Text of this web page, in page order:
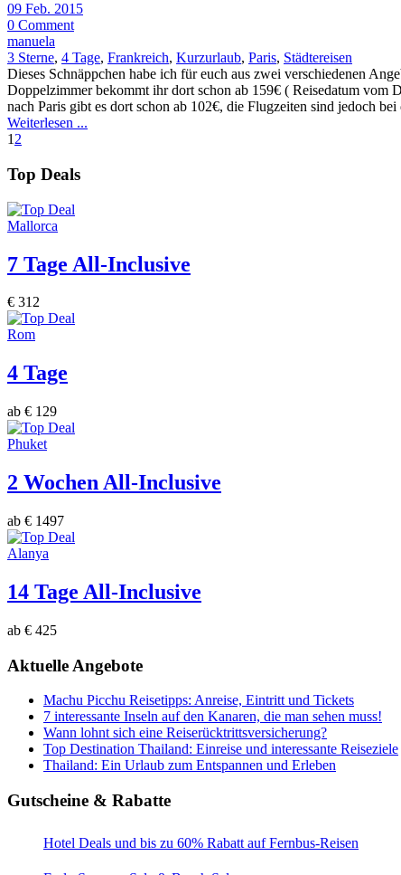
09 Feb. 2015
0 Comment
manuela
3 Sterne, 4 Tage, Frankreich, Kurzurlaub, Paris, Städtereisen
Dieses Schnäppchen habe ich für euch aus zwei verschiedenen
Doppelzimmer bekommt ihr dort schon ab 159€ ( Reisedatum vom
nach Paris gibt es dort schon ab 102€, die Flugzeiten sind jedoch
Weiterlesen ...
1 2
Top Deals
Mallorca
7 Tage All-Inclusive
€ 312
Rom
4 Tage
ab € 129
Phuket
2 Wochen All-Inclusive
ab € 1497
Alanya
14 Tage All-Inclusive
ab € 425
Aktuelle Angebote
Machu Picchu Reisetipps: Anreise, Eintritt und Tickets
7 interessante Inseln auf den Kanaren, die man sehen muss!
Wann lohnt sich eine Reiserücktrittsversicherung?
Top Destination Thailand: Einreise und interessante Reiseziele
Thailand: Ein Urlaub zum Entspannen und Erleben
Gutscheine & Rabatte
Hotel Deals und bis zu 60% Rabatt auf Fernbus-Reisen